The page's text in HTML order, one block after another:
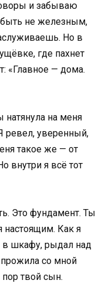
и забываю
быть не железным,
Но в
где пахнет
«Главное — дома.
на меня
ревел, уверенный,
такое же — от
внутри я всё тот
Это фундамент. Ты
настоящим. Как я
в шкафу, рыдал над
со мной
твой сын.